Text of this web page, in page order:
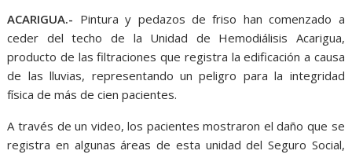
ACARIGUA.- Pintura y pedazos de friso han comenzado a
ceder del techo de la Unidad de Hemodiálisis Acarigua,
producto de las filtraciones que registra la edificación a causa
de las lluvias, representando un peligro para la integridad
física de más de cien pacientes.
A través de un video, los pacientes mostraron el daño que se
registra en algunas áreas de esta unidad del Seguro Social,